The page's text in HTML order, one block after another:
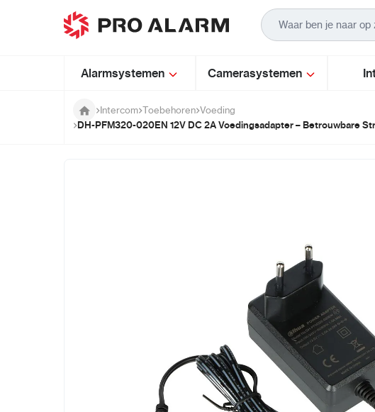
Ga naar de inhoud
Alarmsystemen Camerasystemen
Intercom Toebehoren Voeding
DH-PFM320-020EN 12V DC 2A Voedingsadapter – Betrouwbare